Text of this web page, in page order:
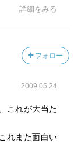
詳細をみる
フォロー
2009.05.24
これが大当た
れまた面白い